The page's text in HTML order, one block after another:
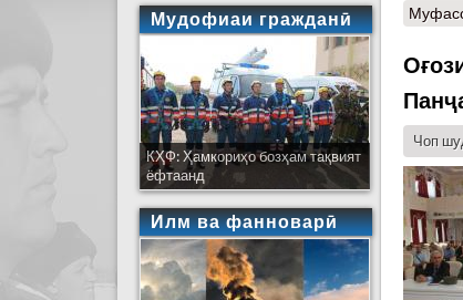
Чоп
Мудофиаи гражданӣ
КҲФ: Ҳамкориҳо бозҳам тақвият
ёфтаанд
Илм ва фанноварӣ